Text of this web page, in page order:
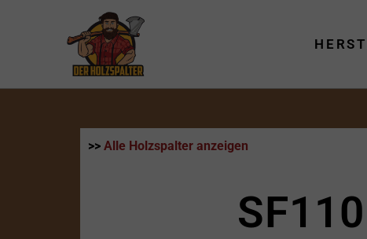
>> Alle Holzspalter anzeigen